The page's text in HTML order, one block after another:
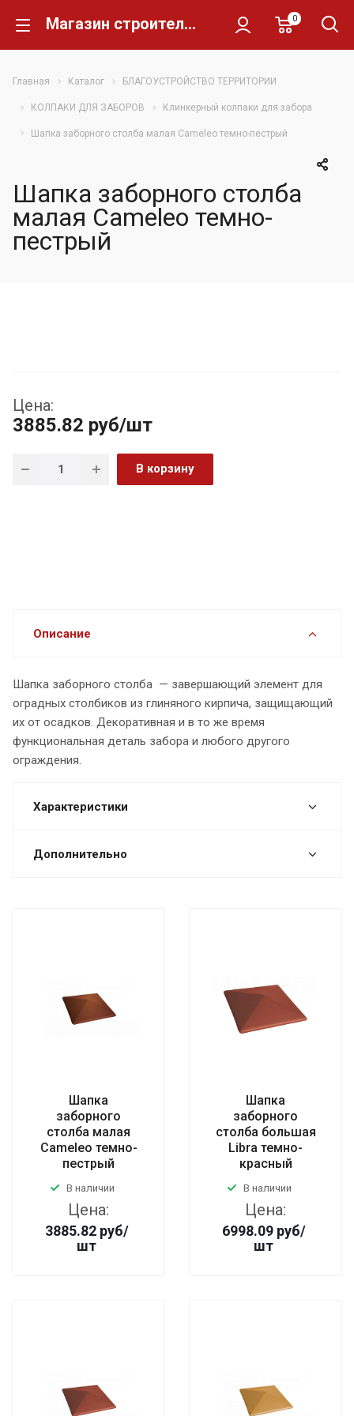
Магазин строительных материалов Склад Кирпича 0
Главная Каталог БЛАГОУСТРОЙСТВО ТЕРРИТОРИИ
КОЛПАКИ ДЛЯ ЗАБОРОВ Клинкерный колпаки для забора
Шапка заборного столба малая Cameleo темно-пестрый
Шапка заборного столба
малая Cameleo темно-
пестрый
Цена:
3885.82 руб/шт
В корзину
Описание
Шапка заборного столба — завершающий элемент для
оградных столбиков из глиняного кирпича, защищающий
их от осадков. Декоративная и в то же время
функциональная деталь забора и любого другого
ограждения.
Характеристики
Дополнительно
Шапка
заборного
столба малая
Cameleo темно-
пестрый
В наличии
Цена:
3885.82 руб/
шт
Шапка
заборного
столба большая
Libra темно-
красный
В наличии
Цена:
6998.09 руб/
шт